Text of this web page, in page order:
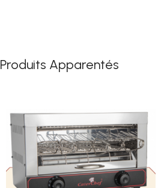
Produits Apparentés